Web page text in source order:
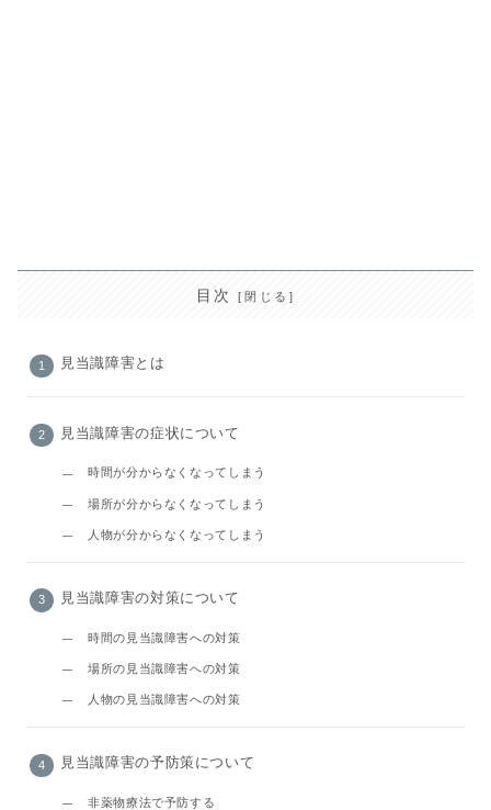
目次
見当識障害とは
見当識障害の症状について
時間が分からなくなってしまう
場所が分からなくなってしまう
人物が分からなくなってしまう
見当識障害の対策について
時間の見当識障害への対策
場所の見当識障害への対策
人物の見当識障害への対策
見当識障害の予防策について
非薬物療法で予防する